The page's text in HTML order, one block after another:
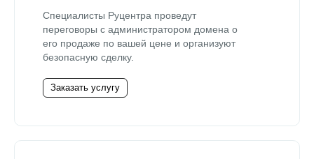
Специалисты Руцентра проведут
переговоры с администратором домена о
его продаже по вашей цене и организуют
безопасную сделку.
Заказать услугу